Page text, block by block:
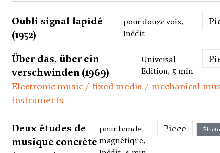
Oubli signal lapidé
(1952)
pour douze voix,
Inédit
Über das, über ein
verschwinden (1969)
Universal
Edition, 5 min
Electronic music / fixed media / mechanical
instruments
Deux études de
musique concrète
pour bande
magnétique,
Piece